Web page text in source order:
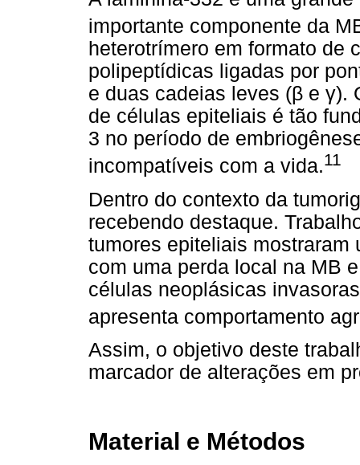
importante componente da
heterotrímero em formato de
polipeptídicas ligadas por
e duas cadeias leves (β e γ).
de células epiteliais é tão
3 no período de
incompatíveis com a vida.11
Dentro do contexto da
recebendo destaque.
tumores epiteliais mostraram
com uma perda local na MB
células neoplásicas
apresenta comportamento
Assim, o objetivo deste
marcador de alterações em
Material e Métodos